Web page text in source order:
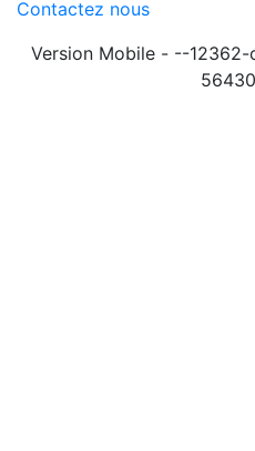
Contactez nous
Version Mobile - --